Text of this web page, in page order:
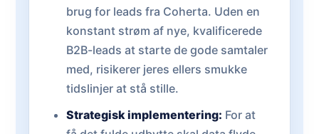
brug for leads fra Coherta. Uden en
konstant strøm af nye, kvalificerede
B2B-leads at starte de gode samtaler
med, risikerer jeres ellers smukke
tidslinjer at stå stille.
Strategisk implementering: For at